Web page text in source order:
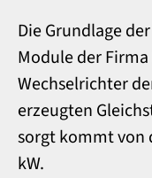
Die Grundlage
Module der
Wechselrichter
erzeugten
sorgt kommt von
kW.